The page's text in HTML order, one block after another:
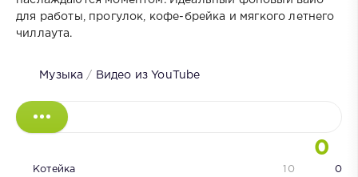
для работы, прогулок, кофе-брейка и мягкого летнего
чиллаута.
Музыка / Видео из YouTube
0
Котейка 0
10